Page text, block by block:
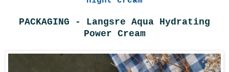
PACKAGING - Langsre Aqua Hydrating
Power Cream